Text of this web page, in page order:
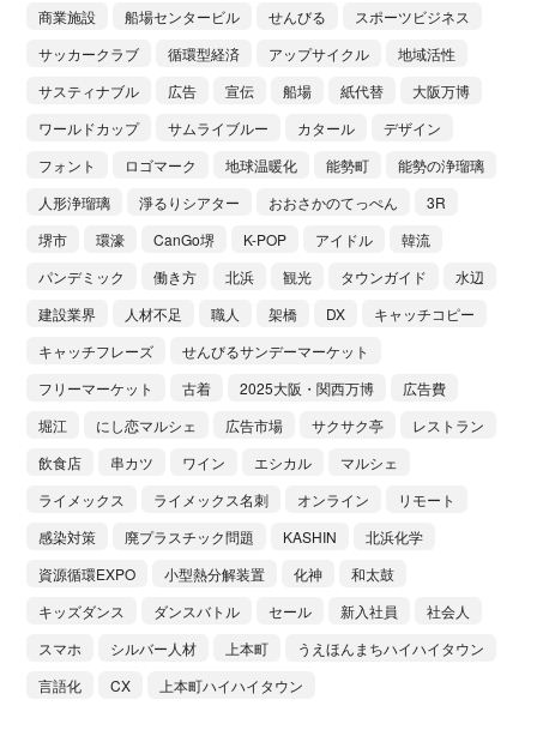
商業施設
船場センタービル せんびる
スポーツビジネス
サッカークラブ
循環型経済 アップサイクル
地域活性
サスティナブル
広告 宣伝 船場 紙代替
大阪万博
ワールドカップ
サムライブルー カタール
デザイン
フォント
ロゴマーク 地球温暖化 能勢町
能勢の浄瑠璃
人形浄瑠璃
淨るりシアター おおさかのてっぺん
3R
堺市
環濠 CanGo堺 K-POP アイドル
韓流
パンデミック
働き方 北浜 観光 タウンガイド
水辺
建設業界
人材不足 職人 架橋 DX
キャッチコピー
キャッチフレーズ
せんびるサンデーマーケット
フリーマーケット
古着 2025大阪・関西万博
広告費
堀江
にし恋マルシェ 広告市場 サクサク亭
レストラン
飲食店
串カツ ワイン エシカル
マルシェ
ライメックス
ライメックス名刺 オンライン
リモート
感染対策
廃プラスチック問題 KASHIN
北浜化学
資源循環EXPO
小型熱分解装置 化神
和太鼓
キッズダンス
ダンスバトル セール 新入社員
社会人
スマホ
シルバー人材 上本町
うえほんまちハイハイタウン
言語化
CX 上本町ハイハイタウン